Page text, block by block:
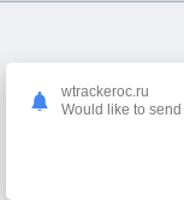
wtrackeroc.ru
Would like to